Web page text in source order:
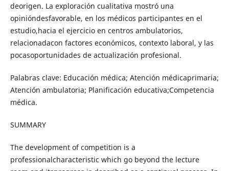
deorigen. La exploración cualitativa mostró una
opinióndesfavorable, en los médicos participantes en el
estudio,hacia el ejercicio en centros ambulatorios,
relacionadacon factores económicos, contexto laboral, y las
pocasoportunidades de actualización profesional.
Palabras clave: Educación médica; Atención médicaprimaria;
Atención ambulatoria; Planificación educativa;Competencia
médica.
SUMMARY
The development of competition is a
professionalcharacteristic which go beyond the lecture